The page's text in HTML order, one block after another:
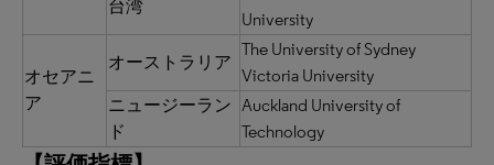
台湾
University
オセアニ
ア
オーストラリア
The University of Sydney
Victoria University
ニュージーラン
ド
Auckland University of
Technology